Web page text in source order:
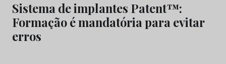
Sistema de implantes Patent™:
Formação é mandatória para evitar
erros